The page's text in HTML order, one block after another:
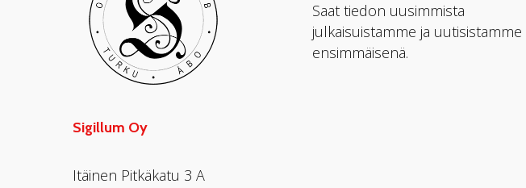
Sigillum Oy
Itäinen Pitkäkatu 3 A
Saat tiedon uusimmista
julkaisuistamme ja uutisistamme
ensimmäisenä.